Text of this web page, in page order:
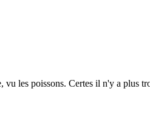
les poissons. Certes il n'y a plus